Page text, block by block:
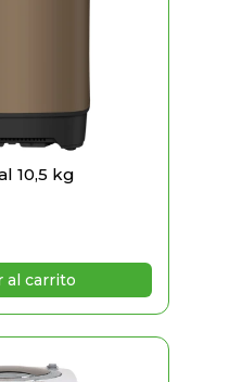
10,5 kg